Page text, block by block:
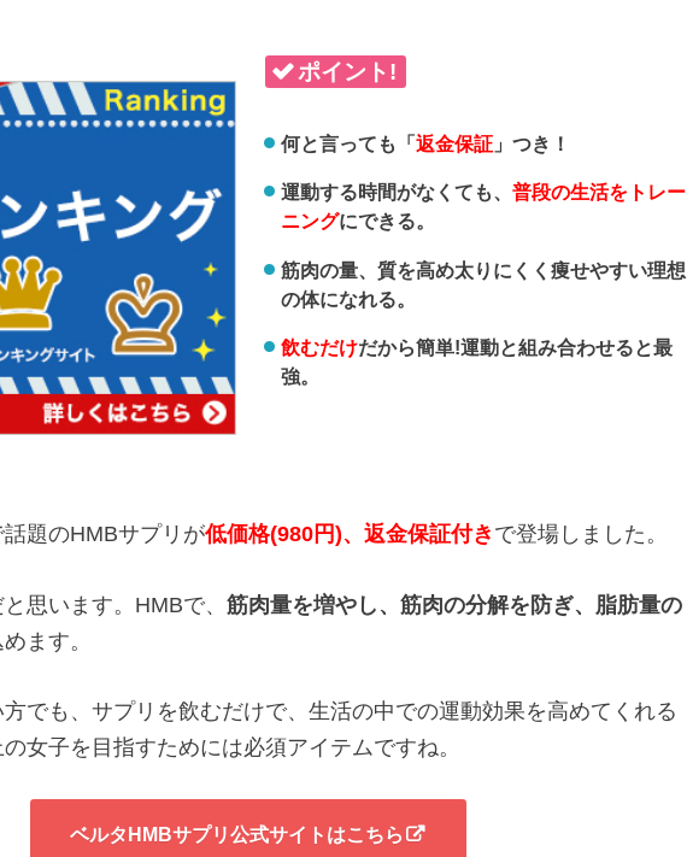
ポイント!
何と言っても「返金保証」つき！
運動する時間がなくても、 普段の生活をトレー
ニングにできる。
筋肉の量、質を高め太りにくく痩せやすい理想
の体になれる。
飲むだけだから簡単!運動と組み合わせると最
強。
題のHMBサプリが低価格(980円)、返金保証付き で登場しました。
思います。HMBで、 筋肉量を増やし、 筋肉の分解を防ぎ、 脂肪量の
ます。
でも、サプリを飲むだけで、生活の中での運動効果を高めてくれる
女子を目指すためには必須アイテムですね。
ベルタHMBサプリ公式サイトはこちら